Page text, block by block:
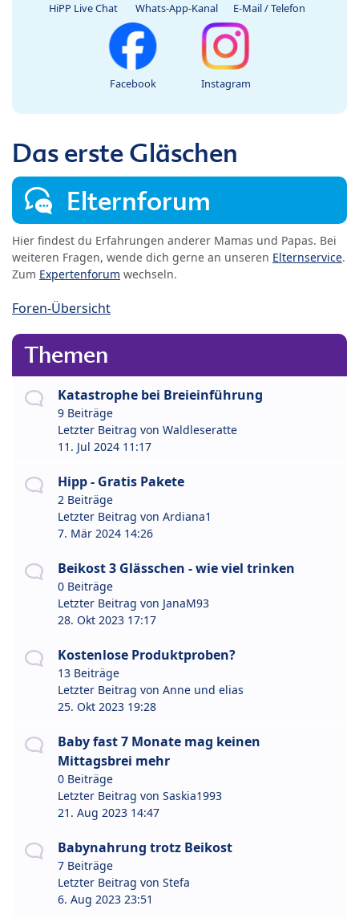
HiPP Live Chat Whats-App-Kanal E-Mail / Telefon
Facebook Instagram
Das erste Gläschen
Elternforum
Hier findest du Erfahrungen anderer Mamas und Papas. Bei
weiteren Fragen, wende dich gerne an unseren Elternservice.
Zum Expertenforum wechseln.
Foren-Übersicht
Themen
Katastrophe bei Breieinführung
9 Beiträge
Letzter Beitrag von Waldleseratte
11. Jul 2024 11:17
Hipp - Gratis Pakete
2 Beiträge
Letzter Beitrag von Ardiana1
7. Mär 2024 14:26
Beikost 3 Glässchen - wie viel trinken
0 Beiträge
Letzter Beitrag von JanaM93
28. Okt 2023 17:17
Kostenlose Produktproben?
13 Beiträge
Letzter Beitrag von Anne und elias
25. Okt 2023 19:28
Baby fast 7 Monate mag keinen
Mittagsbrei mehr
0 Beiträge
Letzter Beitrag von Saskia1993
21. Aug 2023 14:47
Babynahrung trotz Beikost
7 Beiträge
Letzter Beitrag von Stefa
6. Aug 2023 23:51